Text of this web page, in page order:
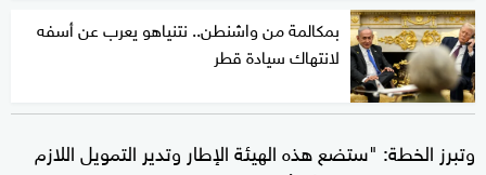
بمكالمة من واشنطن.. نتنياهو يعرب عن أسفه
لانتهاك سيادة قطر
وتبرز الخطة: "ستضع هذه الهيئة الإطار وتدير التمويل اللازم